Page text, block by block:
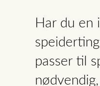
Har du en
passer til